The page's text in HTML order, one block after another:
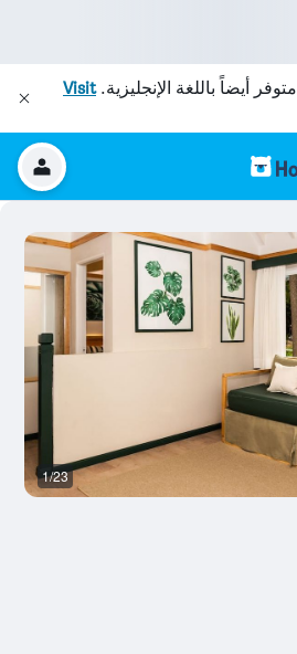
متوفر أيضاً باللغة الإنجليزية.Visit
1/23